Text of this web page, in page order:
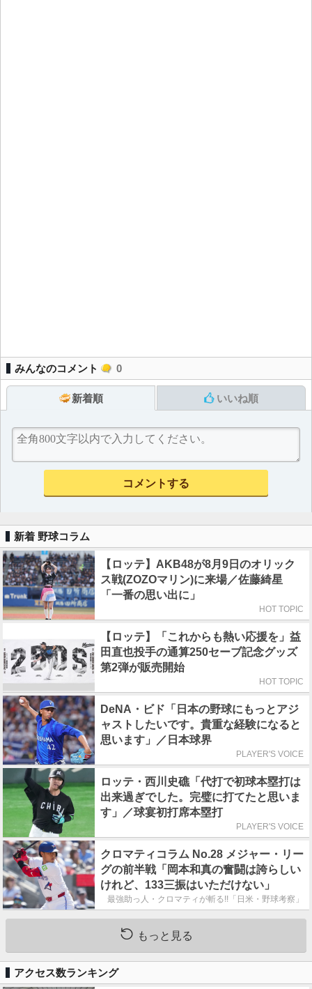
みんなのコメント 0
新着順 いいね順
新着 野球コラム
【ロッテ】AKB48が8月9日のオリック
ス戦(ZOZOマリン)に来場／佐藤綺星
「一番の思い出に」
HOT TOPIC
【ロッテ】「これからも熱い応援を」益
田直也投手の通算250セーブ記念グッズ
第2弾が販売開始
HOT TOPIC
DeNA・ビド「日本の野球にもっとアジ
ャストしたいです。貴重な経験になると
思います」／日本球界
PLAYER'S VOICE
ロッテ・西川史礁「代打で初球本塁打は
出来過ぎでした。完璧に打てたと思いま
す」／球宴初打席本塁打
PLAYER'S VOICE
クロマティコラム No.28 メジャー・リー
グの前半戦「岡本和真の奮闘は誇らしい
けれど、133三振はいただけない」
最強助っ人・クロマティが斬る!!「日米・野球考察」
もっと見る
アクセス数ランキング